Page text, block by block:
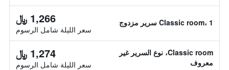
Classic room، 1 سرير مزدوج 1,266 ﷼
سعر الليلة شامل الرسوم
Classic room، نوع السرير غير
معروف
1,274 ﷼
سعر الليلة شامل الرسوم